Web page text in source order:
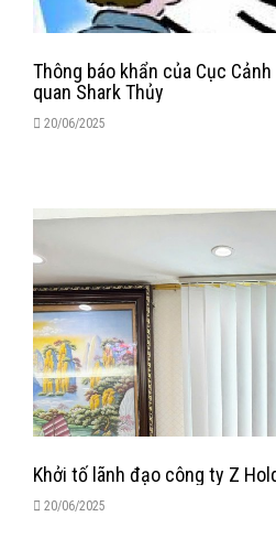
Thông báo khẩn của Cục
quan Shark Thủy
20/06/2025
Khởi tố lãnh đạo công ty Z
20/06/2025